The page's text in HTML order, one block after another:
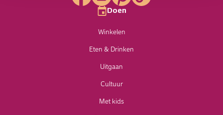
Doen
Winkelen
Eten & Drinken
Uitgaan
Cultuur
Met kids